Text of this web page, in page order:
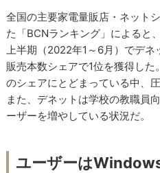
全国の主要家電量販店・ネット
た「BCNランキング」によると
上半期（2022年1～6月）でデネ
販売本数シェアで1位を獲得し
のシェアにとどまっている中、
また、デネットは学校の教職員
ーザーを増やしている状況だ。
ユーザーは